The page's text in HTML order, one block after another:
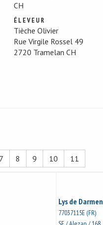
CH
ÉLEVEUR
Tièche Olivier
Rue Virgile Rossel 49
2720 Tramelan CH
7 8 9 10 11
Lys de Darmen
77037115E (FR)